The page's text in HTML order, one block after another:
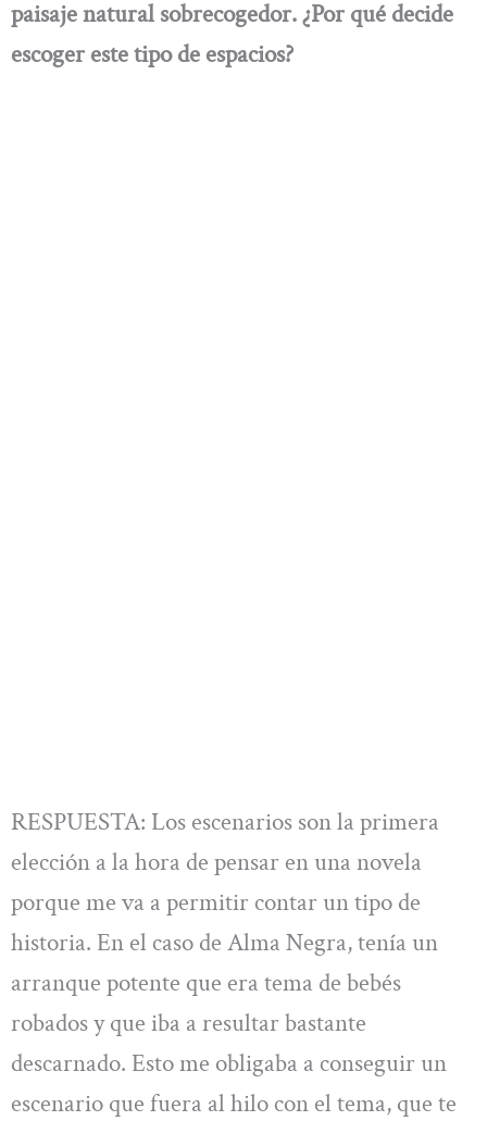
paisaje natural sobrecogedor. ¿Por qué decide
escoger este tipo de espacios?
RESPUESTA: Los escenarios son la primera
elección a la hora de pensar en una novela
porque me va a permitir contar un tipo de
historia. En el caso de Alma Negra, tenía un
arranque potente que era tema de bebés
robados y que iba a resultar bastante
descarnado. Esto me obligaba a conseguir un
escenario que fuera al hilo con el tema, que te